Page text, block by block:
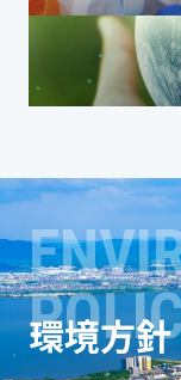
環境方針